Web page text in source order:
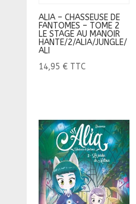
ALIA – CHASSEUSE DE
FANTOMES – TOME 2
LE STAGE AU MANOIR
HANTE/2/ALIA/JUNGLE/
ALI
14,95 € TTC